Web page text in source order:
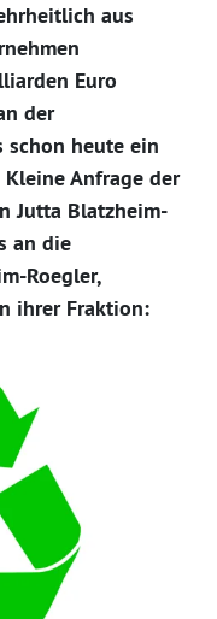
aus
Euro
der
schon heute ein
Anfrage der
Jutta Blatzheim-
an die
Roegler,
ihrer Fraktion: